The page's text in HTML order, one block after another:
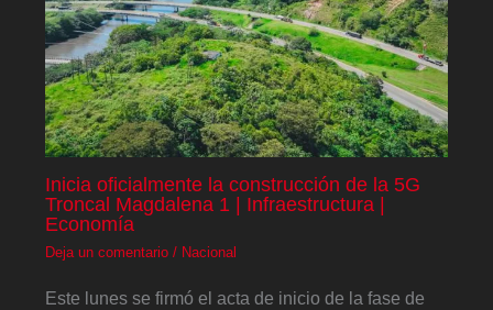
Inicia oficialmente la construcción de la 5G
Troncal Magdalena 1 | Infraestructura |
Economía
Deja un comentario / Nacional
Este lunes se firmó el acta de inicio de la fase de